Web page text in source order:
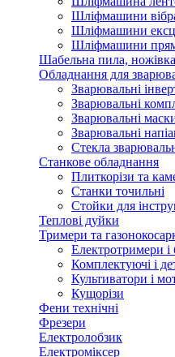
Шліфмашини
Шліфмашини
Шліфмашини
Шабельна пила,
Обладнання для
Зварювальні
Зварювальні
Зварювальні
Зварювальні
Стекла
Станкове обладнання
Плиткорізи та
Станки точильні
Стойки для
Теплові дуйки
Тримери та
Електротримери і
Комплектуючі і
Культиватори і
Кущорізи
Фени технічні
Фрезери
Електролобзик
Електроміксер